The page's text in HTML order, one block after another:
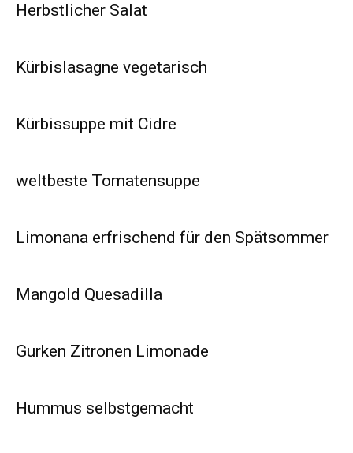
Herbstlicher Salat
Kürbislasagne vegetarisch
Kürbissuppe mit Cidre
weltbeste Tomatensuppe
Limonana erfrischend für den Spätsommer
Mangold Quesadilla
Gurken Zitronen Limonade
Hummus selbstgemacht